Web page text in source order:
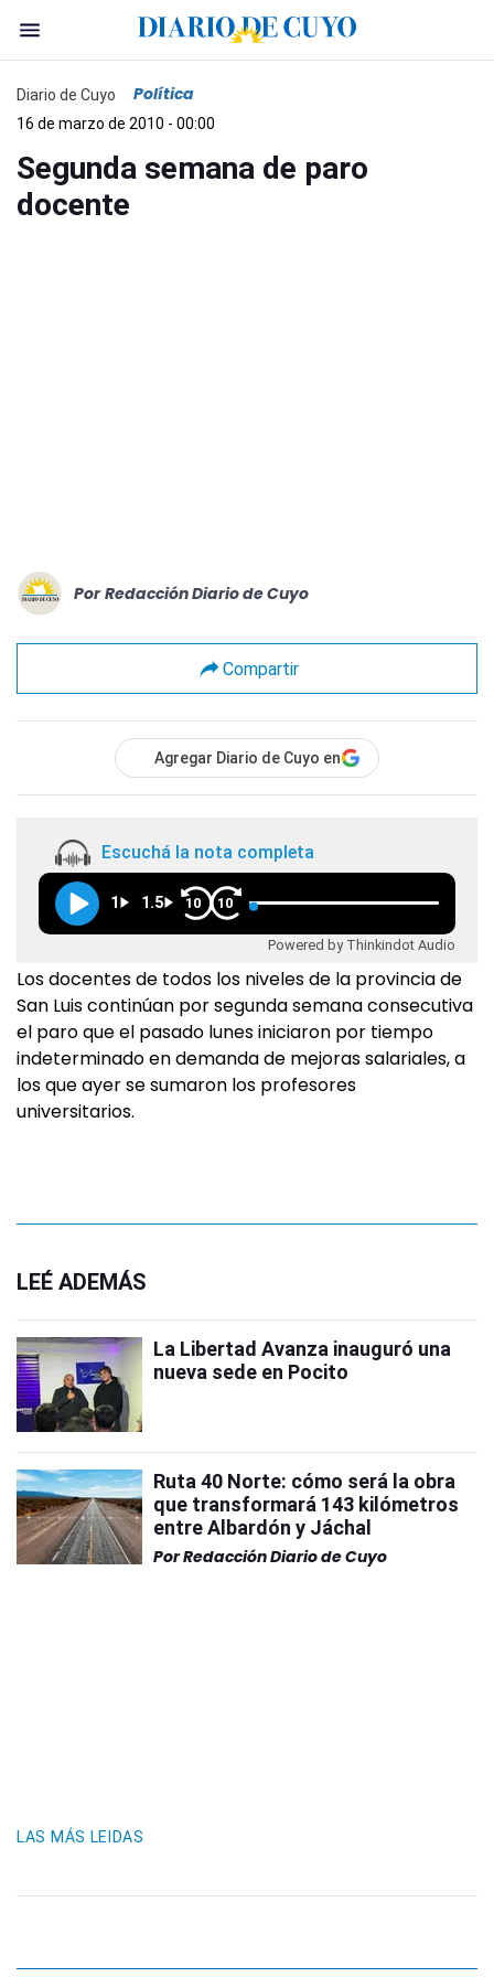
Diario de Cuyo Política
16 de marzo de 2010 - 00:00
Segunda semana de paro
docente
Por Redacción Diario de Cuyo
Compartir
Agregar Diario de Cuyo en
Escuchá la nota completa
1 1.5 10 10
Powered by Thinkindot Audio
Los docentes de todos los niveles de la provincia de
San Luis continúan por segunda semana consecutiva
el paro que el pasado lunes iniciaron por tiempo
indeterminado en demanda de mejoras salariales, a
los que ayer se sumaron los profesores
universitarios.
LEÉ ADEMÁS
La Libertad Avanza inauguró una
nueva sede en Pocito
Ruta 40 Norte: cómo será la obra
que transformará 143 kilómetros
entre Albardón y Jáchal
PorRedacción Diario de Cuyo
LAS MÁS LEIDAS